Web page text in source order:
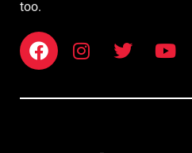
too.